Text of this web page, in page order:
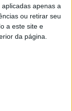
apenas a
ou retirar seu
a este site e
da página.
último
geral por
se o
do W2RC,